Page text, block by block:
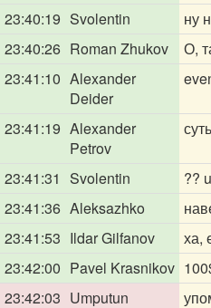
23:40:19 Svolentin
ну
23:40:26 Roman Zhukov
О,
23:41:10 Alexander
Deider
23:41:19 Alexander
Petrov
23:41:31 Svolentin
??
23:41:36 Aleksazhko
23:41:53 Ildar Gilfanov
ха,
23:42:00 Pavel Krasnikov
23:42:03 Umputun